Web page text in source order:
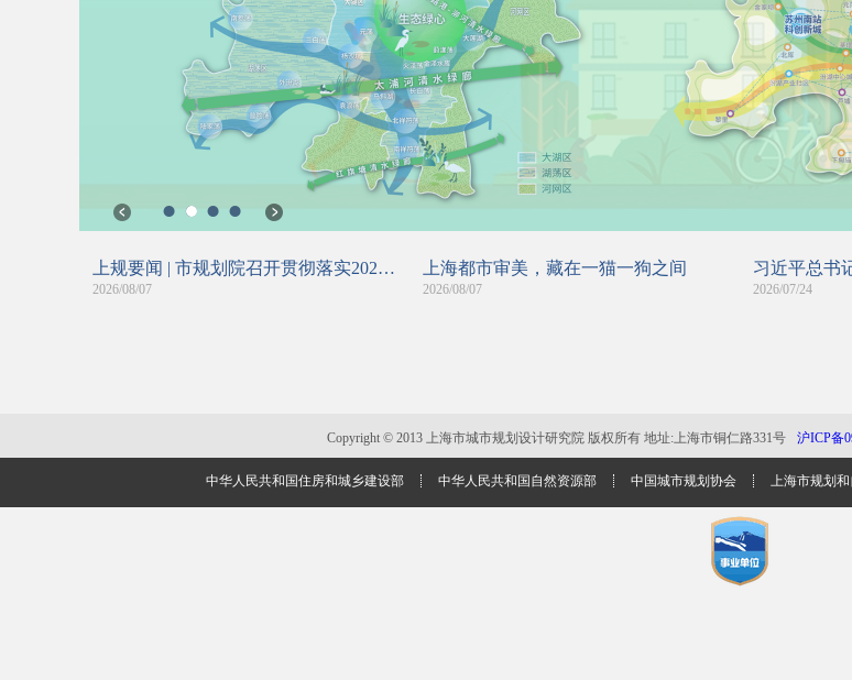
上规要闻 | 市规划院召开贯彻落实2026世界人工智能大会、十二届市委九次全会精神座谈会暨第二季度基层党支部书记工作会议
2026/08/07
上海都市审美，藏在一猫一狗之间
2026/08/07
习近平总书
2026/07/24
Copyright © 2013 上海市城市规划设计研究院 版权所有 地址:上海市铜仁路331号 沪ICP备
中华人民共和国住房和城乡建设部 中华人民共和国自然资源部 中国城市规划协会 上海市规划